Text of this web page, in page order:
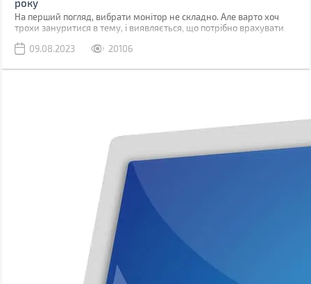
року
На перший погляд, вибрати монітор не складно. Але варто хоч
трохи зануритися в тему, і виявляється, що потрібно врахувати
Причому залежно від сфери використання вимоги можуть
09.08.2023 20106